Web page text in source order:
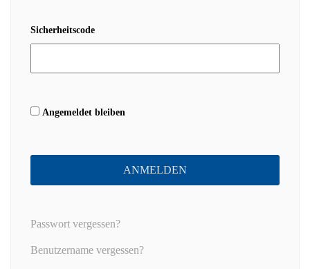
Sicherheitscode
Angemeldet bleiben
ANMELDEN
Passwort vergessen?
Benutzername vergessen?